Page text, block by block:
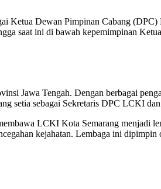
Ketua Dewan Pimpinan Cabang
saat ini di bawah kepemimpinan
Jawa Tengah. Dengan berbagai
sebagai Sekretaris DPC LCKI
LCKI Kota Semarang menjadi
kejahatan. Lembaga ini